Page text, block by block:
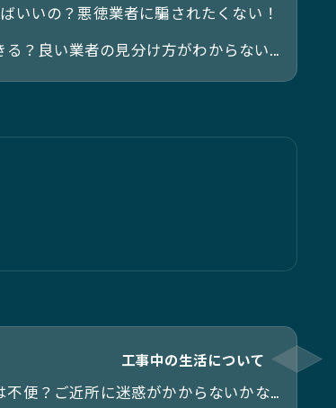
いいの？悪徳業者に騙されたくない！
？良い業者の見分け方がわからない...
工事中の生活について
不便？ご近所に迷惑がかからないかな…